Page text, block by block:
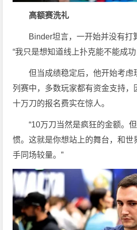
高额赛洗礼
Binder坦言，一开始并没有打
“我只是想知道线上扑克能不能成
但当成绩稳定后，他开始考虑
列赛中，多数玩家都有资金支持，
十万刀的报名费实在惊人。
“10万刀当然是疯狂的金额。
惯。这就是你想站上的舞台，和世
手同场较量。”